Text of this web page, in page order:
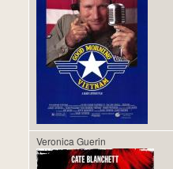
Veronica Guerin